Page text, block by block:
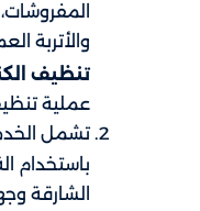
المفروشات،
والأتربة
تنظيف
عملية
تشمل
باستخدام
الشارقة